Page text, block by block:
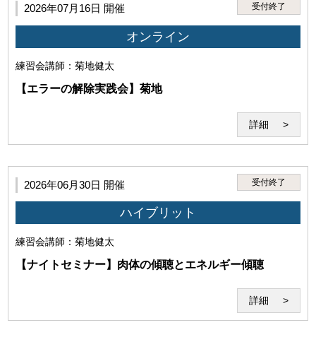
第4条（禁止事項）
2026年07月16日 開催 受付終了
オンライン
練習会講師：菊地健太
【エラーの解除実践会】菊地
詳細
2026年06月30日 開催 受付終了
ハイブリット
練習会講師：菊地健太
【ナイトセミナー】肉体の傾聴とエネルギー傾聴
詳細